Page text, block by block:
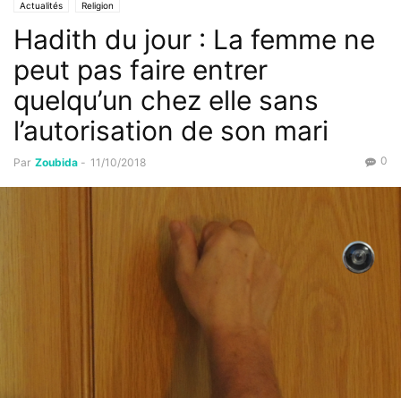
Actualités Religion
Hadith du jour : La femme ne
peut pas faire entrer
quelqu’un chez elle sans
l’autorisation de son mari
Par Zoubida - 11/10/2018 0